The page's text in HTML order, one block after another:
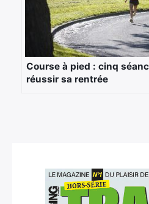
Course à pied : cinq
réussir sa rentrée